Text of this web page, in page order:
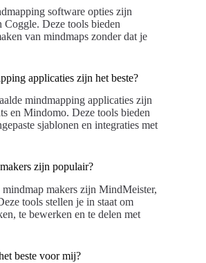
software opties zijn
Deze tools bieden
van mindmaps zonder dat je
applicaties zijn het beste?
mindmapping applicaties zijn
en Mindomo. Deze tools bieden
sjablonen en integraties met
zijn populair?
makers zijn MindMeister,
tools stellen je in staat om
te bewerken en te delen met
beste voor mij?